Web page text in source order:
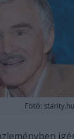
Fotó: starity.hu